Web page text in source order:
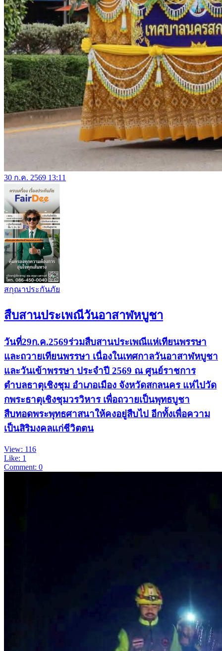
30 ก.ค. 2569 13:11
สกุณาประกันภัย
สืบสานประเพณีวันอาสาฬหบูชา
วันที่29ก.ค.2569ร่วมสืบสานประเพณีแห่เทียนพรรษา
และถวายเทียนพรรษา เนื่องในเทศกาลวันอาสาฬหบูชา
และวันเข้าพรรษา ประจำปี 2569 ณ ศูนย์ราชการ
ตำบลธาตุเชิงชุม อำเภอเมือง จังหวัดสกลนคร แห่ไปวัด
กพระธาตุเชิงชุมวรวิหาร เพื่อถวายเป็นพุทธบูชา
สืบทอดพระพุทธศาสนาให้คงอยู่สืบไป อีกทั้งเพื่อความ
เป็นสิริมงคลแก่ชีวิตตน
View: 116
Like: 1
Comment: 0